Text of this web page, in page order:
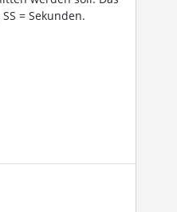
= Sekunden.